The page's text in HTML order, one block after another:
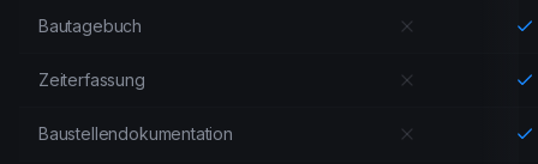
Bautagebuch
Zeiterfassung
Baustellendokumentation